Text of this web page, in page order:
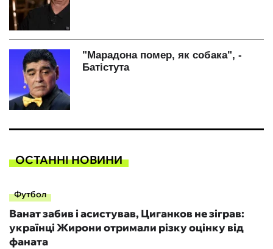
ОСТАННІ НОВИНИ
Футбол
Ванат забив і асистував, Циганков не зіграв:
українці Жирони отримали різку оцінку від
фаната